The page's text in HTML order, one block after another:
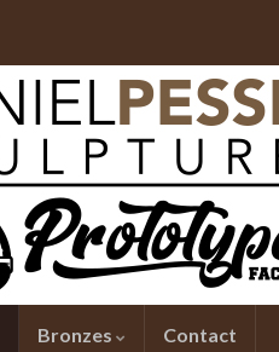
Bronzes Contact